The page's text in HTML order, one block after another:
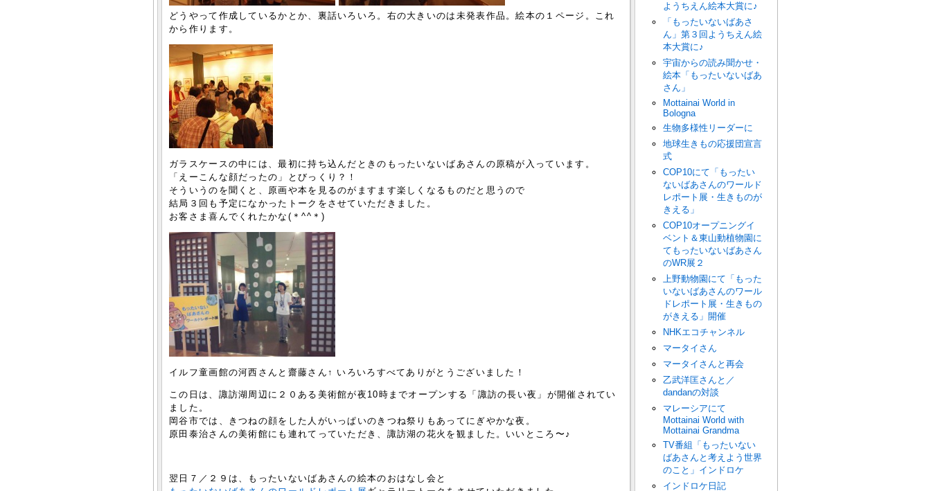
どうやって作成しているかとか、裏話いろいろ。右の大きいのは未発表作品。絵本の１ページ。これ
から作ります。
ガラスケースの中には、最初に持ち込んだときのもったいないばあさんの原稿が入っています。
「えーこんな顔だったの」とびっくり？！
そういうのを聞くと、原画や本を見るのがますます楽しくなるものだと思うので
結局３回も予定になかったトークをさせていただきました。
お客さま喜んでくれたかな(＊^^＊)
イルフ童画館の河西さんと齋藤さん↑ いろいろすべてありがとうございました！
この日は、諏訪湖周辺に２０ある美術館が夜10時までオープンする「諏訪の長い夜」が開催されてい
ました。
岡谷市では、きつねの顔をした人がいっぱいのきつね祭りもあってにぎやかな夜。
原田泰治さんの美術館にも連れてっていただき、諏訪湖の花火を観ました。いいところ〜♪
翌日７／２９は、もったいないばあさんの絵本のおはなし会と
ようちえん絵本大賞に♪
「もったいないばあさ
ん」第３回ようちえん絵
本大賞に♪
宇宙からの読み聞かせ・
絵本「もったいないばあ
さん」
Mottainai World in
Bologna
生物多様性リーダーに
地球生きもの応援団宣言
式
COP10にて「もったい
ないばあさんのワールド
レポート展・生きものが
きえる」
COP10オープニングイ
ベント＆東山動植物園に
てもったいないばあさん
のWR展２
上野動物園にて「もった
いないばあさんのワール
ドレポート展・生きもの
がきえる」開催
NHKエコチャンネル
マータイさん
マータイさんと再会
乙武洋匡さんと／
dandanの対談
マレーシアにて
Mottainai World with
Mottainai Grandma
TV番組「もったいない
ばあさんと考えよう世界
のこと」インドロケ
インドロケ日記